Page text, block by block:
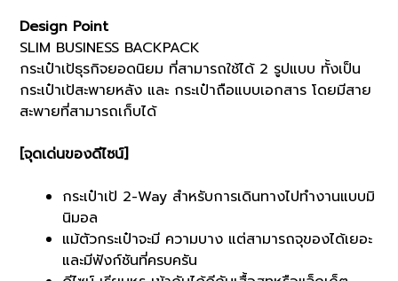
(G8701061)
quantity
Design Point
SLIM BUSINESS BACKPACK
กระเป๋าเป้ธุรกิจยอดนิยม ที่สามารถใช้ได้ 2 รูปแบบ ทั้งเป็น
กระเป๋าเป้สะพายหลัง และ กระเป๋าถือแบบเอกสาร โดยมีสาย
สะพายที่สามารถเก็บได้
[จุดเด่นของดีไซน์]
กระเป๋าเป้ 2-Way สำหรับการเดินทางไปทำงานแบบมิ
นิมอล
แม้ตัวกระเป๋าจะมี ความบาง แต่สามารถจุของได้เยอะ
และมีฟังก์ชันที่ครบครัน